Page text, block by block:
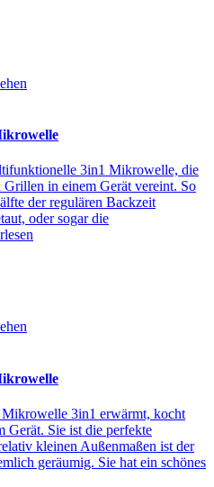
3in1 Mikrowelle, die
in einem Gerät vereint. So
der regulären Backzeit
oder sogar die
3in1 erwärmt, kocht
Gerät. Sie ist die perfekte
kleinen Außenmaßen ist der
geräumig. Sie hat ein schönes